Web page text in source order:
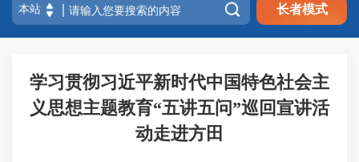
 长者模式
学习贯彻习近平新时代中国特色社会主
义思想主题教育“五讲五问”巡回宣讲活
动走进方田